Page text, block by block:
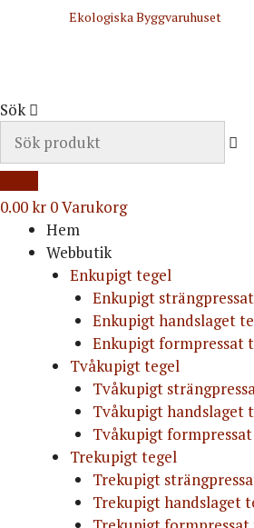
Ekologiska Byggvaruhuset
Sök
0.00kr 0Varukorg
Hem
Webbutik
Enkupigt tegel
Enkupigt
Enkupigt handslaget
Enkupigt formpressat
Tvåkupigt tegel
Tvåkupigt
Tvåkupigt handslaget
Tvåkupigt
Trekupigt tegel
Trekupigt
Trekupigt handslaget